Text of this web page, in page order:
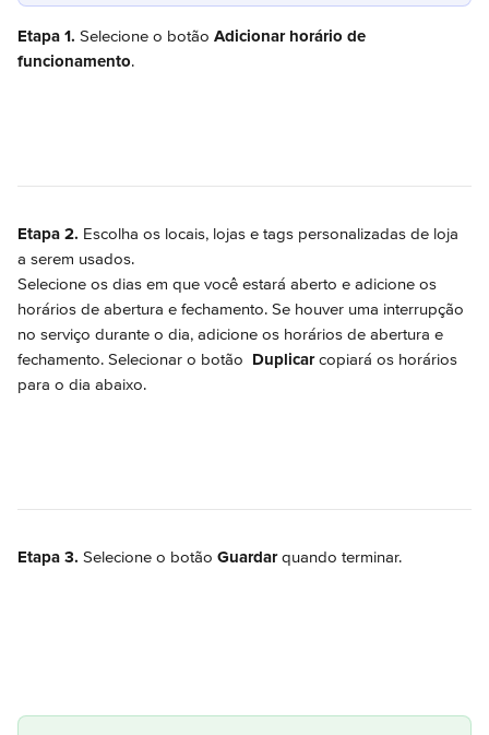
Etapa 1. Selecione o botão Adicionar horário de
funcionamento.
Etapa 2. Escolha os locais, lojas e tags personalizadas de loja
a serem usados.
Selecione os dias em que você estará aberto e adicione os
horários de abertura e fechamento. Se houver uma interrupção
no serviço durante o dia, adicione os horários de abertura e
fechamento. Selecionar o botão Duplicar copiará os horários
para o dia abaixo.
Etapa 3. Selecione o botão Guardar quando terminar.